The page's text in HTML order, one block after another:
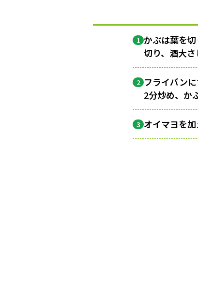
1 かぶは葉を
切り、酒大
2 フライパン
2分炒め、か
3 オイマヨを加